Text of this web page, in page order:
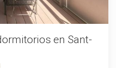
en Sant-